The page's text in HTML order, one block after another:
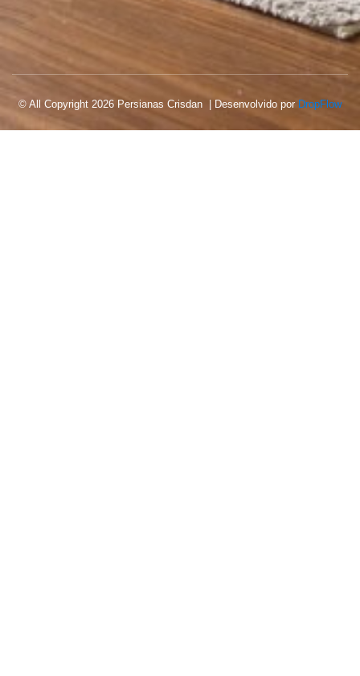
© All Copyright 2026 Persianas Crisdan | Desenvolvido por DropFlow